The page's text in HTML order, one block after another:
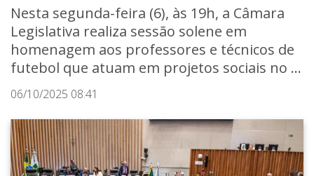
Nesta segunda-feira (6), às 19h, a Câmara
Legislativa realiza sessão solene em
homenagem aos professores e técnicos de
futebol que atuam em projetos sociais no ...
06/10/2025 08:41